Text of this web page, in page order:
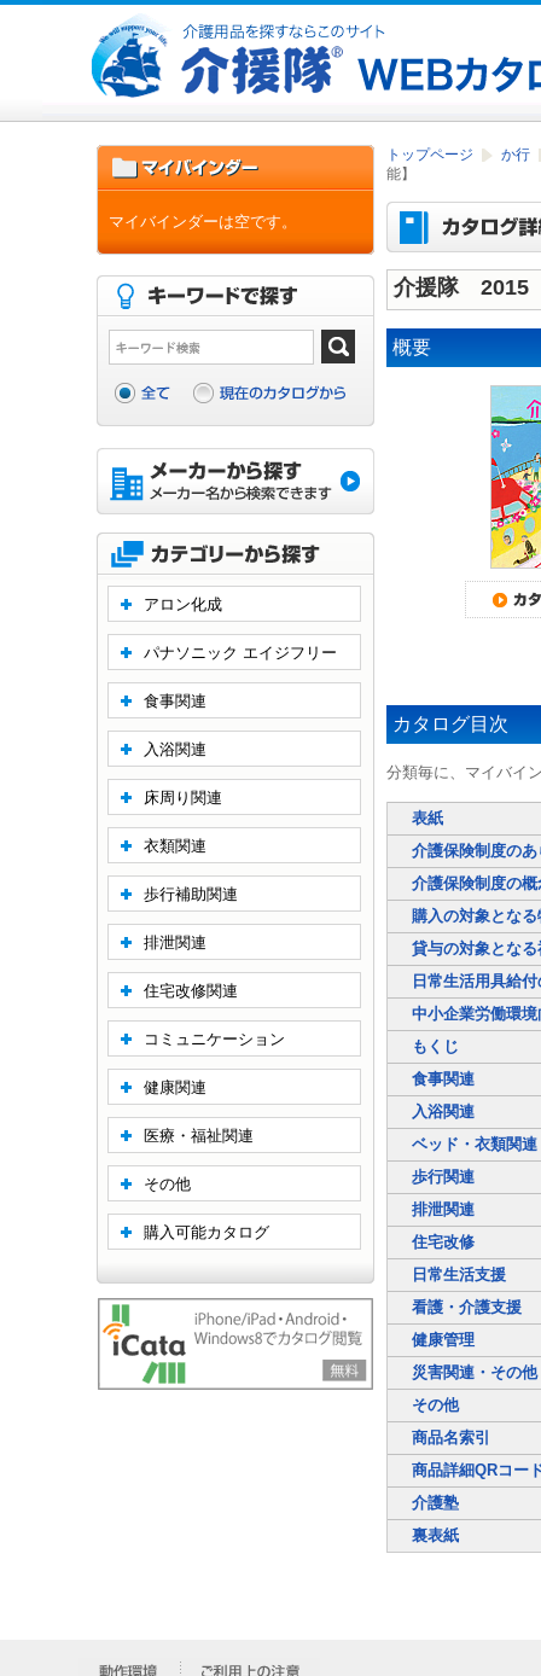
トップページ
か行
能】
介援隊 2015
概要
カタログ目次
分類毎に、マイバイ
表紙
介護保険制度のあ
介護保険制度の概
購入の対象とな
貸与の対象とな
日常生活用具給
中小企業労働環
もくじ
食事関連
入浴関連
ベッド・衣類関連
歩行関連
排泄関連
住宅改修
日常生活支援
看護・介護支援
健康管理
災害関連・その他
その他
商品名索引
商品詳細QRコー
介護塾
裏表紙
マイバインダーは空です。
アロン化成
パナソニック エイジフリー
食事関連
入浴関連
床周り関連
衣類関連
歩行補助関連
排泄関連
住宅改修関連
コミュニケーション
健康関連
医療・福祉関連
その他
購入可能カタログ